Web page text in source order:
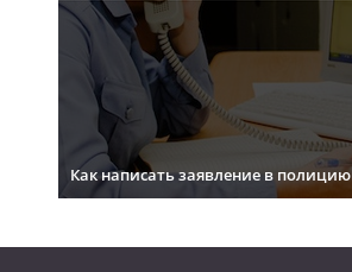
Как написать заявление в полицию